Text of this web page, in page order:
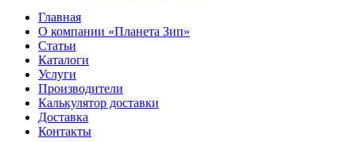
Главная
О компании «Планета Зип»
Статьи
Каталоги
Услуги
Производители
Калькулятор доставки
Доставка
Контакты